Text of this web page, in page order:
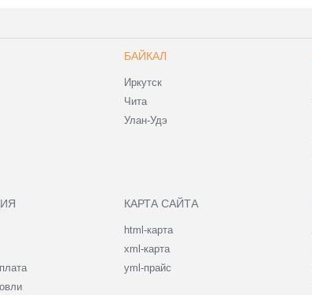
БАЙКАЛ
Иркутск
Чита
Улан-Удэ
КАРТА САЙТА
html-карта
xml-карта
yml-прайс